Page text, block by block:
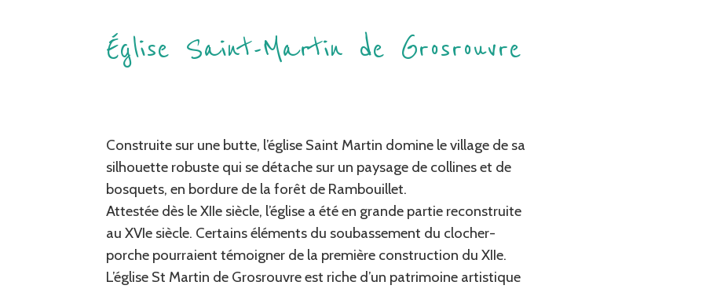
Église Saint-Martin de Grosrouvre
Construite sur une butte, l’église Saint Martin domine le village de sa
silhouette robuste qui se détache sur un paysage de collines et de
bosquets, en bordure de la forêt de Rambouillet.
Attestée dès le XIIe siècle, l’église a été en grande partie reconstruite
au XVIe siècle. Certains éléments du soubassement du clocher-
porche pourraient témoigner de la première construction du XIIe.
L’église St Martin de Grosrouvre est riche d’un patrimoine artistique